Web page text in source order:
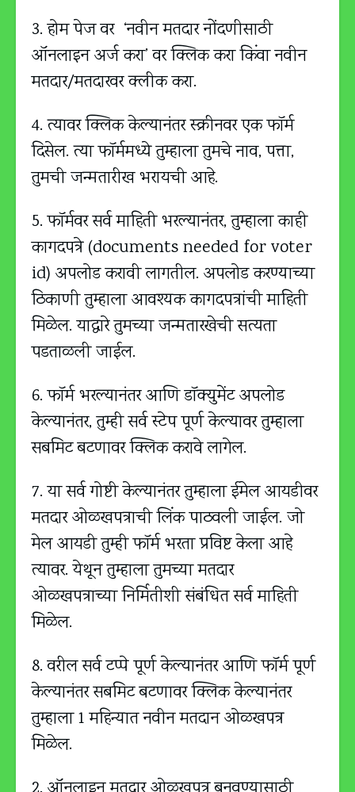
3. होम पेज वर ‘नवीन मतदार नोंदणीसाठी
ऑनलाइन अर्ज करा’ वर क्लिक करा किंवा नवीन
मतदार/मतदारवर क्लीक करा.
4. त्यावर क्लिक केल्यानंतर स्क्रीनवर एक फॉर्म
दिसेल. त्या फॉर्ममध्ये तुम्हाला तुमचे नाव, पत्ता,
तुमची जन्मतारीख भरायची आहे.
5. फॉर्मवर सर्व माहिती भरल्यानंतर, तुम्हाला काही
कागदपत्रे (documents needed for voter
id) अपलोड करावी लागतील. अपलोड करण्याच्या
ठिकाणी तुम्हाला आवश्यक कागदपत्रांची माहिती
मिळेल. याद्वारे तुमच्या जन्मतारखेची सत्यता
पडताळली जाईल.
6. फॉर्म भरल्यानंतर आणि डॉक्युमेंट अपलोड
केल्यानंतर, तुम्ही सर्व स्टेप पूर्ण केल्यावर तुम्हाला
सबमिट बटणावर क्लिक करावे लागेल.
7. या सर्व गोष्टी केल्यानंतर तुम्हाला ईमेल आयडीवर
मतदार ओळखपत्राची लिंक पाठवली जाईल. जो
मेल आयडी तुम्ही फॉर्म भरता प्रविष्ट केला आहे
त्यावर. येथून तुम्हाला तुमच्या मतदार
ओळखपत्राच्या निर्मितीशी संबंधित सर्व माहिती
मिळेल.
8. वरील सर्व टप्पे पूर्ण केल्यानंतर आणि फॉर्म पूर्ण
केल्यानंतर सबमिट बटणावर क्लिक केल्यानंतर
तुम्हाला 1 महिन्यात नवीन मतदान ओळखपत्र
मिळेल.